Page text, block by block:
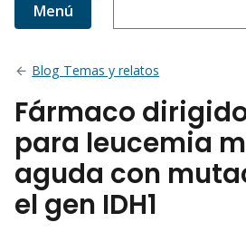
Menú
Blog Temas y relatos
Fármaco
para leucemia
aguda con
el gen IDH1